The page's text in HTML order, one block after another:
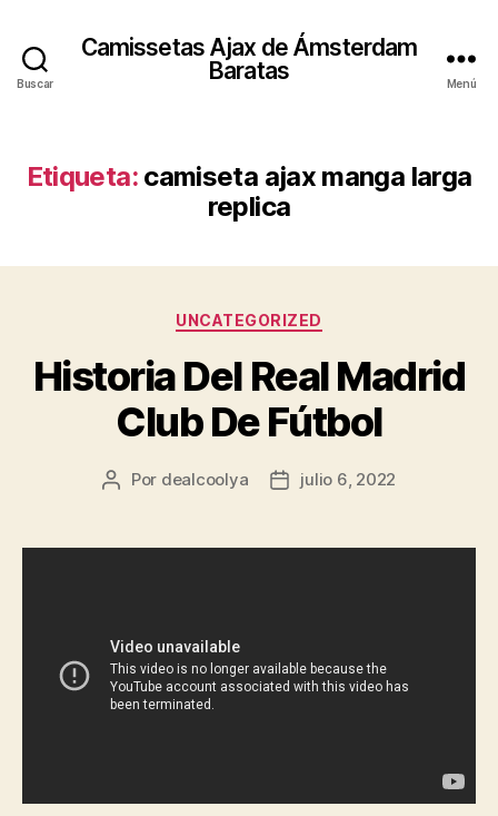
Buscar
Camissetas Ajax de Ámsterdam
Baratas
Menú
Etiqueta: camiseta ajax manga larga
replica
Categorías
UNCATEGORIZED
Historia Del Real Madrid
Club De Fútbol
Autor
entrada
Por dealcoolya
Fecha
entrada
julio 6, 2022